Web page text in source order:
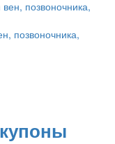
позвоночника,